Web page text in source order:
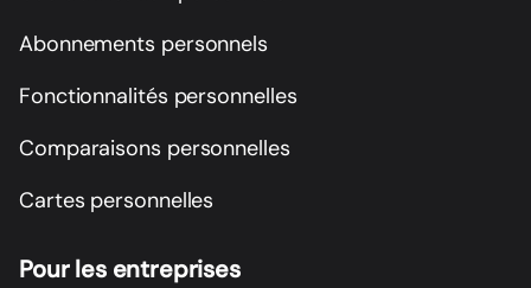
Abonnements personnels
Fonctionnalités personnelles
Comparaisons personnelles
Cartes personnelles
Pour les entreprises